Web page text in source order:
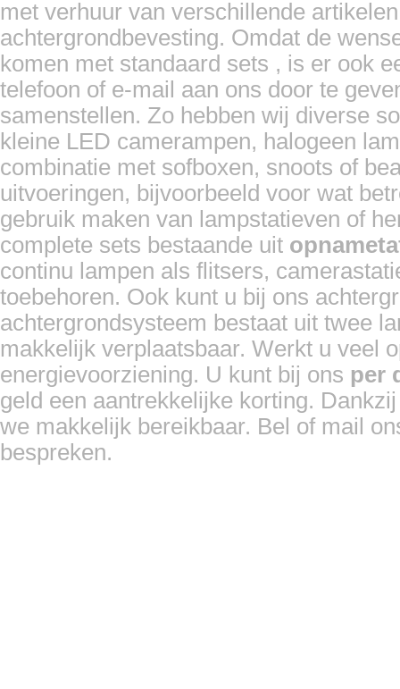
met verhuur van verschillende
achtergrondbevesting. Omdat de
komen met standaard sets , is er ook
telefoon of e-mail aan ons door te
samenstellen. Zo hebben wij diverse
kleine LED camerampen, halogeen
combinatie met sofboxen, snoots of
uitvoeringen, bijvoorbeeld voor wat
gebruik maken van lampstatieven of
complete sets bestaande uit
continu lampen als flitsers,
toebehoren. Ook kunt u bij ons
achtergrondsysteem bestaat uit twee
makkelijk verplaatsbaar. Werkt u veel
energievoorziening. U kunt bij ons per
geld een aantrekkelijke korting.
we makkelijk bereikbaar. Bel of mail
bespreken.